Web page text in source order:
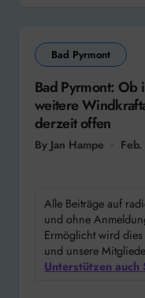
Bad Pyrmont
Bad Pyrmont: Ob
weitere
derzeit offen
By Jan Hampe
Alle Beiträge auf
und ohne
Ermöglicht wird
und unsere
Unterstützen